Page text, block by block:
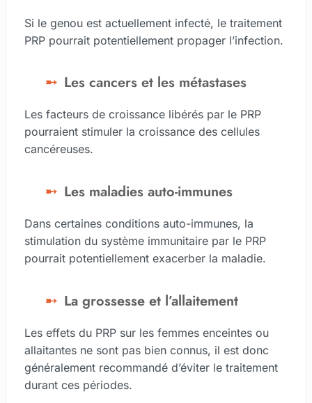
Si le genou est actuellement infecté, le traitement
PRP pourrait potentiellement propager l’infection.
Les cancers et les métastases
Les facteurs de croissance libérés par le PRP
pourraient stimuler la croissance des cellules
cancéreuses.
Les maladies auto-immunes
Dans certaines conditions auto-immunes, la
stimulation du système immunitaire par le PRP
pourrait potentiellement exacerber la maladie.
La grossesse et l’allaitement
Les effets du PRP sur les femmes enceintes ou
allaitantes ne sont pas bien connus, il est donc
généralement recommandé d’éviter le traitement
durant ces périodes.